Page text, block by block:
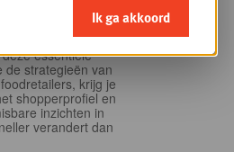
niet om het
volledig te
essentiële
de strategieën van
krijg je
shopperprofiel en
inzichten in
verandert dan
Ik ga akkoord